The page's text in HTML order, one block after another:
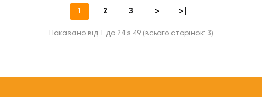
1 2 3 > >|
Показано від 1 до 24 з 49 (всього сторінок: 3)